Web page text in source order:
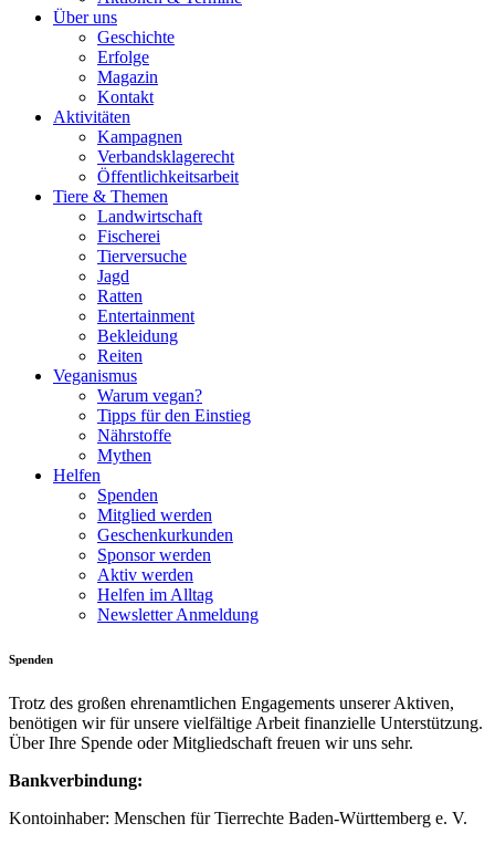
Über uns
Geschichte
Erfolge
Magazin
Kontakt
Aktivitäten
Kampagnen
Verbandsklagerecht
Öffentlichkeitsarbeit
Tiere & Themen
Landwirtschaft
Fischerei
Tierversuche
Jagd
Ratten
Entertainment
Bekleidung
Reiten
Veganismus
Warum vegan?
Tipps für den Einstieg
Nährstoffe
Mythen
Helfen
Spenden
Mitglied werden
Geschenkurkunden
Sponsor werden
Aktiv werden
Helfen im Alltag
Newsletter Anmeldung
Spenden
Trotz des großen ehrenamtlichen Engagements unserer Aktiven,
benötigen wir für unsere vielfältige Arbeit finanzielle Unterstützung.
Über Ihre Spende oder Mitgliedschaft freuen wir uns sehr.
Bankverbindung:
Kontoinhaber: Menschen für Tierrechte Baden-Württemberg e. V.